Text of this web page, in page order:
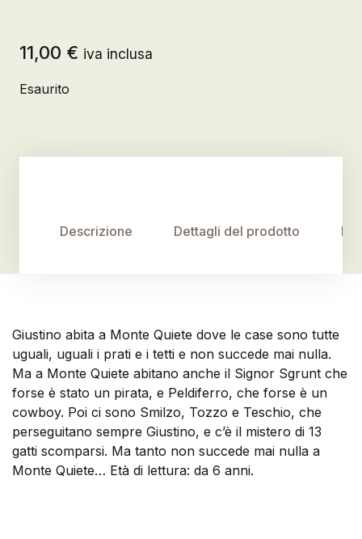
11,00 € iva inclusa
Esaurito
Descrizione Dettagli del prodotto
Giustino abita a Monte Quiete dove le case sono tutte
uguali, uguali i prati e i tetti e non succede mai nulla.
Ma a Monte Quiete abitano anche il Signor Sgrunt che
forse è stato un pirata, e Peldiferro, che forse è un
cowboy. Poi ci sono Smilzo, Tozzo e Teschio, che
perseguitano sempre Giustino, e c’è il mistero di 13
gatti scomparsi. Ma tanto non succede mai nulla a
Monte Quiete… Età di lettura: da 6 anni.